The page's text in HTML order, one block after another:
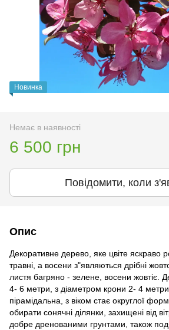
Новинка
Немає в наявності
6 500 грн
Повідомити, коли
Опис
Декоративне дерево, яке цвіте яскраво
травні, а восени з"являються дрібні
листя багряно - зелене, восени жовтіє.
4- 6 метри, з діаметром крони 2- 4
пірамідальна, з віком стає округлої
обирати сонячні ділянки, захищені від
добре дренованими грунтами, також